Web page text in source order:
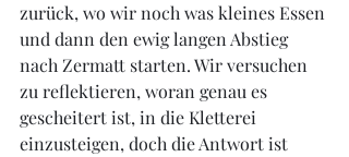
zurück, wo wir noch was kleines Essen
und dann den ewig langen Abstieg
nach Zermatt starten. Wir versuchen
zu reflektieren, woran genau es
gescheitert ist, in die Kletterei
einzusteigen, doch die Antwort ist